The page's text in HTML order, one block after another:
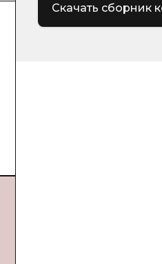
Скачать сборник